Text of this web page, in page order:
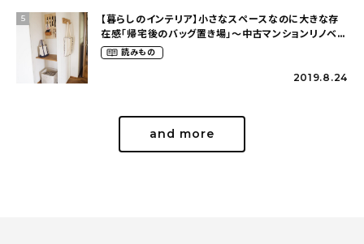
5
【暮らしのインテリア】小さなスペースなのに大きな存
在感「帰宅後のバッグ置き場」～中古マンションリノベー
ションで叶えたコダワリの暮らし（cocoyuko___さ
ん）
読みもの
2019.8.24
and more